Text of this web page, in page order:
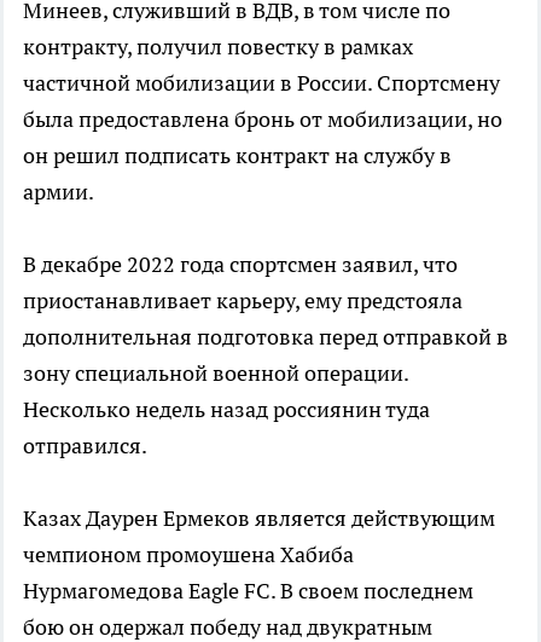
Минеев, служивший в ВДВ, в том числе по
контракту, получил повестку в рамках
частичной мобилизации в России. Спортсмену
была предоставлена бронь от мобилизации, но
он решил подписать контракт на службу в
армии.
В декабре 2022 года спортсмен заявил, что
приостанавливает карьеру, ему предстояла
дополнительная подготовка перед отправкой в
зону специальной военной операции.
Несколько недель назад россиянин туда
отправился.
Казах Даурен Ермеков является действующим
чемпионом промоушена Хабиба
Нурмагомедова Eagle FC. В своем последнем
бою он одержал победу над двукратным